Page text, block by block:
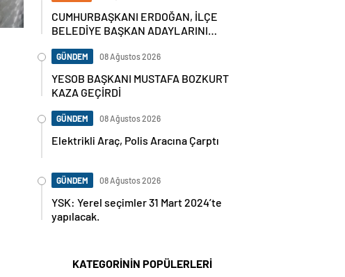
CUMHURBAŞKANI ERDOĞAN, İLÇE
BELEDİYE BAŞKAN ADAYLARINI
GÜNDEM 08 Ağustos 2026
YESOB BAŞKANI MUSTAFA BOZKURT
KAZA GEÇİRDİ
GÜNDEM 08 Ağustos 2026
Elektrikli Araç, Polis Aracına Çarptı
GÜNDEM 08 Ağustos 2026
YSK: Yerel seçimler 31 Mart 2024’te
yapılacak.
KATEGORİNİN POPÜLERLERİ